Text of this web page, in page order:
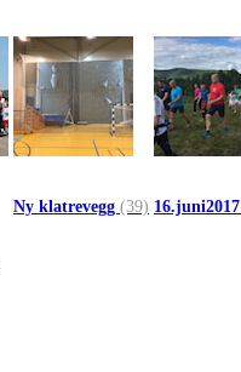
Ny klatrevegg (39) 16.juni2017